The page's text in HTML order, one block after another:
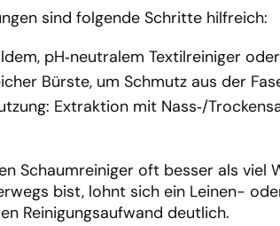
sind folgende Schritte hilfreich:
pH‑neutralem Textilreiniger
Bürste, um Schmutz aus der
Extraktion mit Nass‑/
Schaumreiniger oft besser als viel
bist, lohnt sich ein Leinen-
Reinigungsaufwand deutlich.